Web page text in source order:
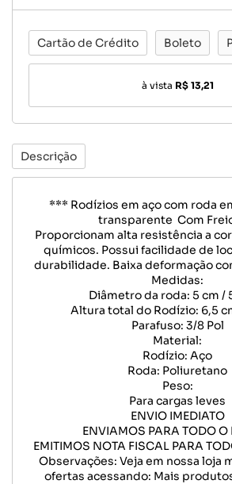
Cartão de Crédito Boleto
à vista R$ 13,21
Descrição
*** Rodízios em aço com roda
transparente Com
Proporcionam alta resistência a
químicos. Possui facilidade de
durabilidade. Baixa deformação
Medidas:
Diâmetro da roda: 5 cm /
Altura total do Rodízio: 6,5
Parafuso: 3/8 Pol
Material:
Rodízio: Aço
Roda: Poliuretano
Peso:
Para cargas leves
ENVIO IMEDIATO
ENVIAMOS PARA TODO O
EMITIMOS NOTA FISCAL PARA
Observações: Veja em nossa loja
ofertas acessando: Mais